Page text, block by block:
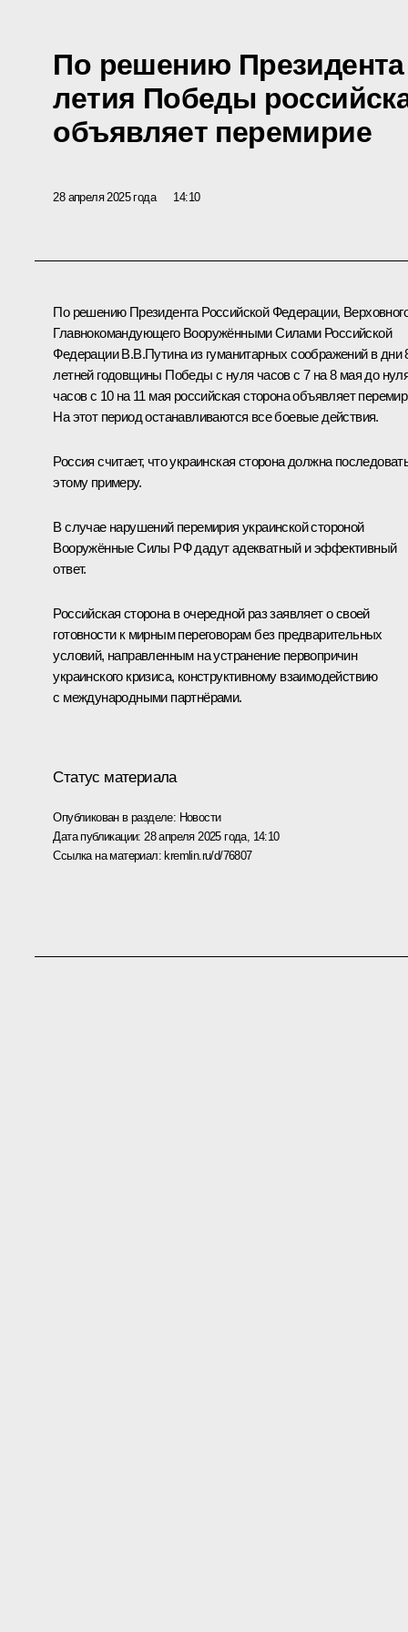
По решению
летия Победы
объявляет перемирие
28 апреля 2025 года 14:10
По решению Президента Российской Федерации,
Главнокомандующего Вооружёнными Силами Российской
Федерации В.В.Путина из гуманитарных соображений в дни
летней годовщины Победы с нуля часов с 7 на 8 мая до
часов с 10 на 11 мая российская сторона объявляет
На этот период останавливаются все боевые действия.
Россия считает, что украинская сторона должна
этому примеру.
В случае нарушений перемирия украинской стороной
Вооружённые Силы РФ дадут адекватный и эффективный
ответ.
Российская сторона в очередной раз заявляет о своей
готовности к мирным переговорам без предварительных
условий, направленным на устранение первопричин
украинского кризиса, конструктивному взаимодействию
с международными партнёрами.
Статус материала
Опубликован в разделе: Новости
Дата публикации: 28 апреля 2025 года, 14:10
Ссылка на материал:kremlin.ru/d/76807